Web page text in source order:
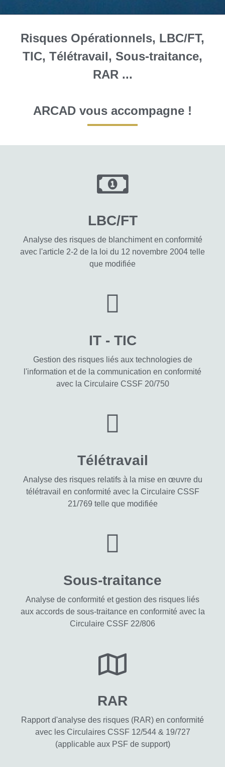
Risques Opérationnels, LBC/FT,
TIC, Télétravail, Sous-traitance,
RAR ...
ARCAD vous accompagne !
LBC/FT
Analyse des risques de blanchiment en conformité
avec l'article 2-2 de la loi du 12 novembre 2004 telle
que modifiée
IT - TIC
Gestion des risques liés aux technologies de
l'information et de la communication en conformité
avec la Circulaire CSSF 20/750
Télétravail
Analyse des risques relatifs à la mise en œuvre du
télétravail en conformité avec la Circulaire CSSF
21/769 telle que modifiée
Sous-traitance
Analyse de conformité et gestion des risques liés
aux accords de sous-traitance en conformité avec la
Circulaire CSSF 22/806
RAR
Rapport d'analyse des risques (RAR) en conformité
avec les Circulaires CSSF 12/544 & 19/727
(applicable aux PSF de support)